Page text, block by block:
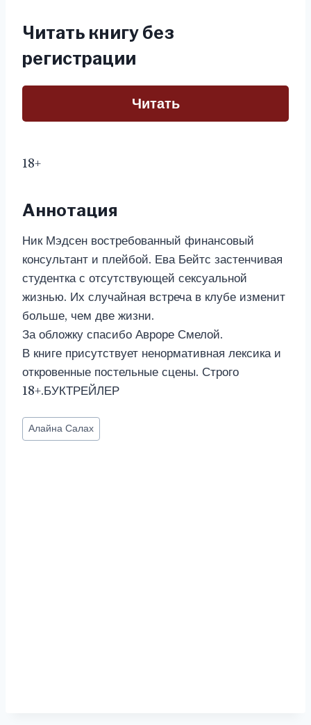
Читать книгу без
регистрации
Читать
18+
Аннотация
Ник Мэдсен востребованный финансовый
консультант и плейбой. Ева Бейтс застенчивая
студентка с отсутствующей сексуальной
жизнью. Их случайная встреча в клубе изменит
больше, чем две жизни.
За обложку спасибо Авроре Смелой.
В книге присутствует ненормативная лексика и
откровенные постельные сцены. Строго
18+.БУКТРЕЙЛЕР
Метки
записи:
Алайна Салах